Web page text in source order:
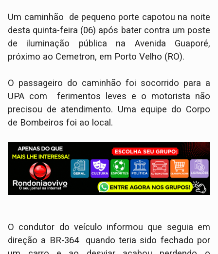
Um caminhão de pequeno porte capotou na noite
desta quinta-feira (06) após bater contra um poste
de iluminação pública na Avenida Guaporé,
próximo ao Cemetron, em Porto Velho (RO).
O passageiro do caminhão foi socorrido para a
UPA com ferimentos leves e o motorista não
precisou de atendimento. Uma equipe do Corpo
de Bombeiros foi ao local.
O condutor do veículo informou que seguia em
direção a BR-364 quando teria sido fechado por